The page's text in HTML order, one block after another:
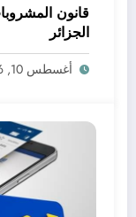
الجزائر
أغسطس 10, 2026